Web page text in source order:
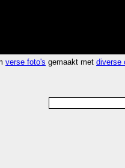
verse foto's gemaakt metdiverse